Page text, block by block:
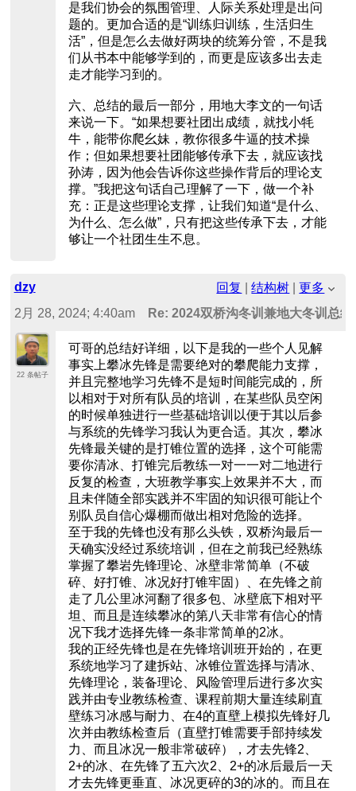
是我们协会的氛围管理、人际关系处理是出问
题的。更加合适的是“训练归训练，生活归生
活”，但是怎么去做好两块的统筹分管，不是我
们从书本中能够学到的，而更是应该多出去走
走才能学习到的。
六、总结的最后一部分，用地大李文的一句话
来说一下。“如果想要社团出成绩，就找小牦
牛，能带你爬幺妹，教你很多牛逼的技术操
作；但如果想要社团能够传承下去，就应该找
孙涛，因为他会告诉你这些操作背后的理论支
撑。”我把这句话自己理解了一下，做一个补
充：正是这些理论支撑，让我们知道“是什么、
为什么、怎么做”，只有把这些传承下去，才能
够让一个社团生生不息。
dzy 回复 |结构树 |更多
2月 28, 2024; 4:40am
Re: 2024双桥沟冬训兼地大冬训总结
22 条帖子
可哥的总结好详细，以下是我的一些个人见解
事实上攀冰先锋是需要绝对的攀爬能力支撑，
并且完整地学习先锋不是短时间能完成的，所
以相对于对所有队员的培训，在某些队员空闲
的时候单独进行一些基础培训以便于其以后参
与系统的先锋学习我认为更合适。其次，攀冰
先锋最关键的是打锥位置的选择，这个可能需
要你清冰、打锥完后教练一对一一对二地进行
反复的检查，大班教学事实上效果并不大，而
且未伴随全部实践并不牢固的知识很可能让个
别队员自信心爆棚而做出相对危险的选择。
至于我的先锋也没有那么头铁，双桥沟最后一
天确实没经过系统培训，但在之前我已经熟练
掌握了攀岩先锋理论、冰壁非常简单（不破
碎、好打锥、冰况好打锥牢固）、在先锋之前
走了几公里冰河翻了很多包、冰壁底下相对平
坦、而且是连续攀冰的第八天非常有信心的情
况下我才选择先锋一条非常简单的2冰。
我的正经先锋也是在先锋培训班开始的，在更
系统地学习了建拆站、冰锥位置选择与清冰、
先锋理论，装备理论、风险管理后进行多次实
践并由专业教练检查、课程前期大量连续刷直
壁练习冰感与耐力、在4的直壁上模拟先锋好几
次并由教练检查后（直壁打锥需要手部持续发
力、而且冰况一般非常破碎），才去先锋2、
2+的冰、在先锋了五六次2、2+的冰后最后一天
才去先锋更垂直、冰况更碎的3的冰的。而且在